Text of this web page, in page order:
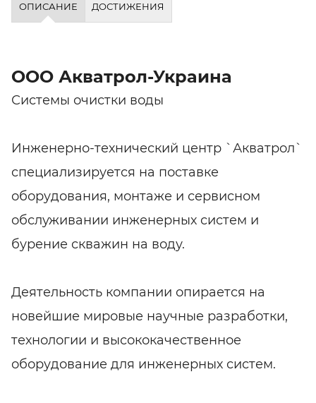
ОПИСАНИЕ ДОСТИЖЕНИЯ
ООО Акватрол-Украина
Системы очистки воды
Инженерно-технический центр `Акватрол`
специализируется на поставке
оборудования, монтаже и сервисном
обслуживании инженерных систем и
бурение скважин на воду.
Деятельность компании опирается на
новейшие мировые научные разработки,
технологии и высококачественное
оборудование для инженерных систем.